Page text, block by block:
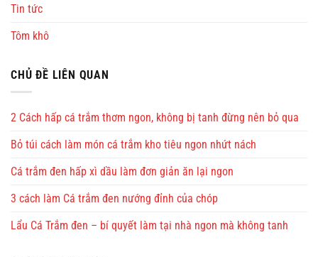
Tin tức
Tôm khô
CHỦ ĐỀ LIÊN QUAN
2 Cách hấp cá trắm thơm ngon, không bị tanh đừng nên bỏ qua
Bỏ túi cách làm món cá trắm kho tiêu ngon nhứt nách
Cá trắm đen hấp xì dầu làm đơn giản ăn lại ngon
3 cách làm Cá trắm đen nướng đỉnh của chóp
Lẩu Cá Trắm đen – bí quyết làm tại nhà ngon mà không tanh